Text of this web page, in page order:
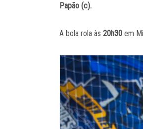
Papão (c).
A bola rola às 20h30em